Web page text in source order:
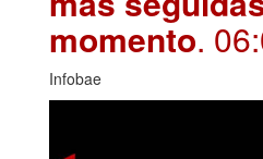
momento.
Infobae